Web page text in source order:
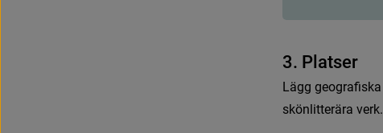
3. P atser
Lägg geografska
skönlitterära verk.